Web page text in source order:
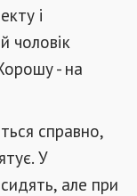
і
чоловік
- на
справно,
У
але при